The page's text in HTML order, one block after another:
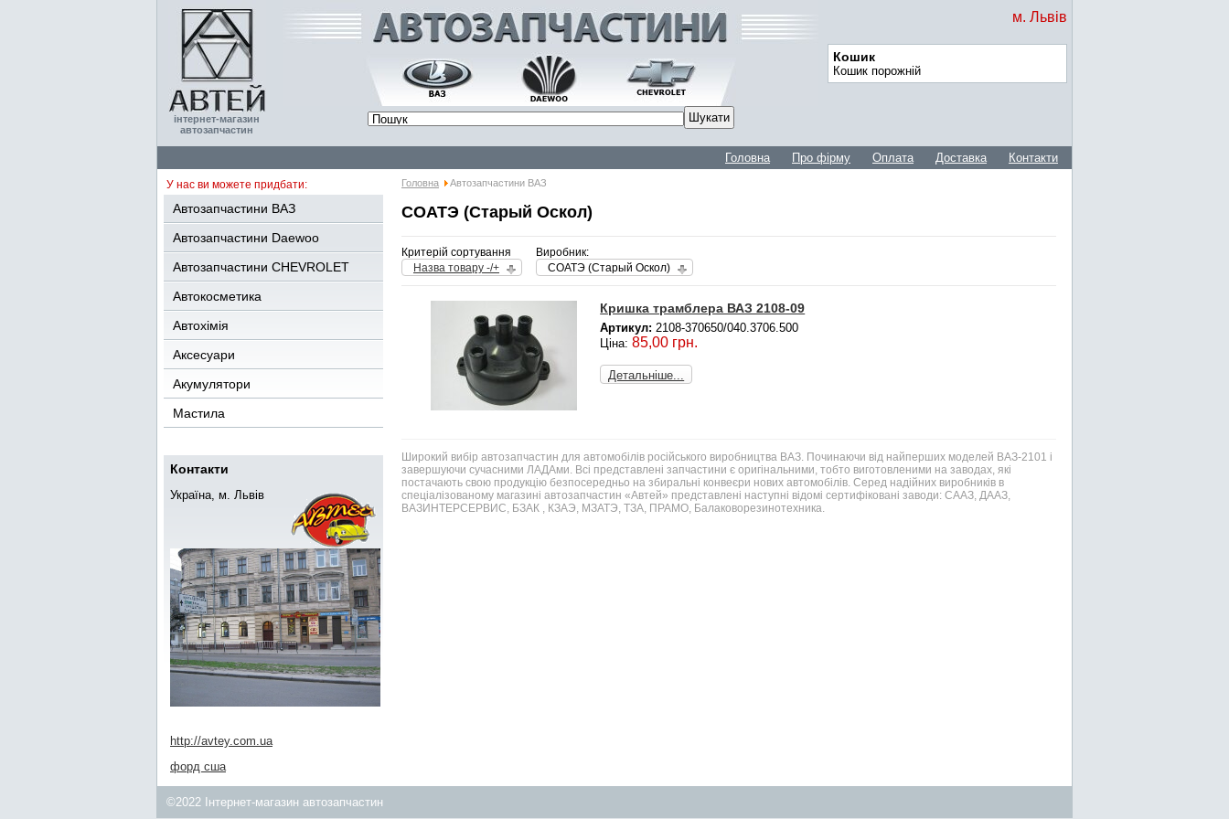
інтернет-магазин
автозапчастин
м. Львів
Кошик
Кошик порожній
Головна Про фірму Оплата Доставка Контакти
У нас ви можете придбати:
Автозапчастини ВАЗ
Автозапчастини Daewoo
Автозапчастини CHEVROLET
Автокосметика
Автохімія
Аксесуари
Акумулятори
Мастила
Контакти
Україна, м. Львів
http://avtey.com.ua
форд сша
Головна Автозапчастини ВАЗ
СОАТЭ (Старый Оскол)
Критерій сортування
Назва товару -/+
Виробник:
СОАТЭ (Старый Оскол)
Кришка трамблера ВАЗ 2108-09
Артикул: 2108-370650/040.3706.500
Ціна:85,00 грн.
Детальніше...
Широкий вибір автозапчастин для автомобілів російського виробництва ВАЗ. Починаючи від найперших моделей ВАЗ-2101 і
завершуючи сучасними ЛАДАми. Всі представлені запчастини є оригінальними, тобто виготовленими на заводах, які
постачають свою продукцію безпосередньо на збиральні конвеєри нових автомобілів. Серед надійних виробників в
спеціалізованому магазині автозапчастин «Автей» представлені наступні відомі сертифіковані заводи: СААЗ, ДААЗ,
ВАЗИНТЕРСЕРВИС, БЗАК , КЗАЭ, МЗАТЭ, ТЗА, ПРАМО, Балаковорезинотехника.
©2022 Інтернет-магазин автозапчастин